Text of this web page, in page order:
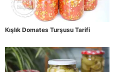
Kışlık Domates Turşusu Tarifi